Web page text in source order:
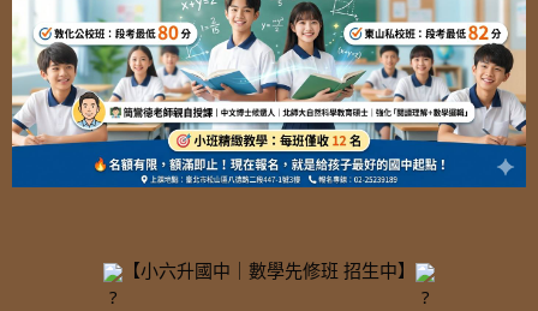
【小六升國中｜數學先修班 招生中】